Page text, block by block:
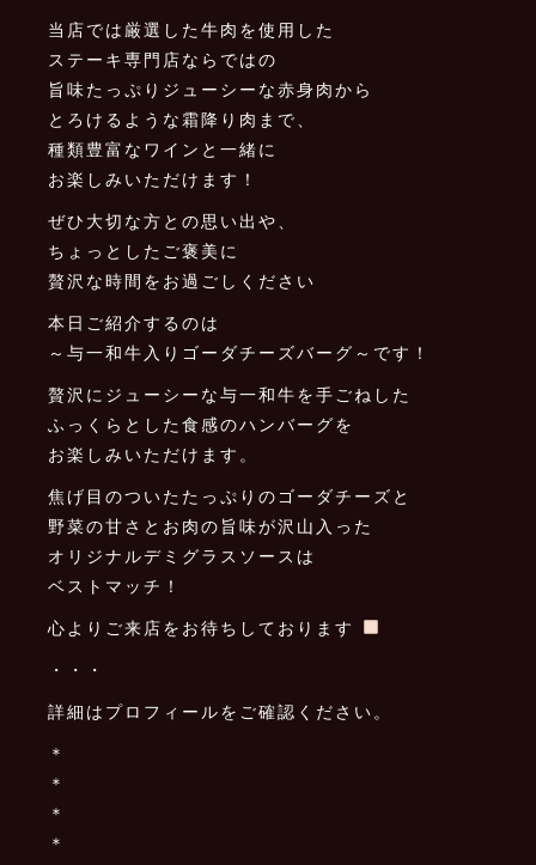
当店では厳選した牛肉を使用した
ステーキ専門店ならではの
旨味たっぷりジューシーな赤身肉から
とろけるような霜降り肉まで、
種類豊富なワインと一緒に
お楽しみいただけます！
ぜひ大切な方との思い出や、
ちょっとしたご褒美に
贅沢な時間をお過ごしください
本日ご紹介するのは
～与一和牛入りゴーダチーズバーグ～です！
贅沢にジューシーな与一和牛を手ごねした
ふっくらとした食感のハンバーグを
お楽しみいただけます。
焦げ目のついたたっぷりのゴーダチーズと
野菜の甘さとお肉の旨味が沢山入った
オリジナルデミグラスソースは
ベストマッチ！
心よりご来店をお待ちしております
・・・
詳細はプロフィールをご確認ください。
＊
＊
＊
＊